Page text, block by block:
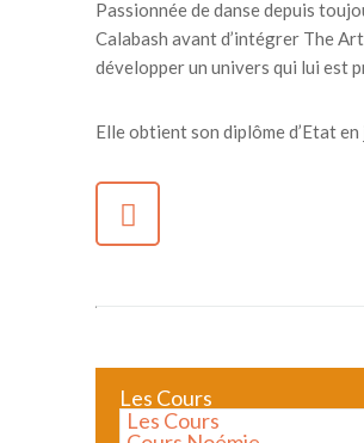
Passionnée de danse depuis
Calabash avant d’intégrer The
développer un univers qui lui est
Elle obtient son diplôme d’Etat
Les Cours
Les Cours